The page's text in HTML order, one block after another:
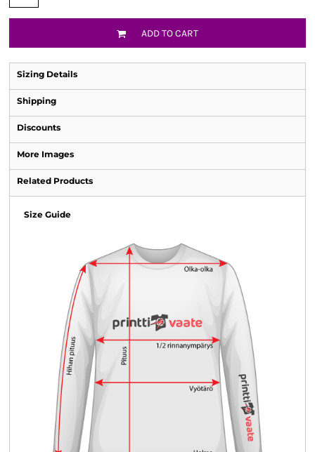
ADD TO CART
Sizing Details
Shipping
Discounts
More Images
Related Products
Size Guide